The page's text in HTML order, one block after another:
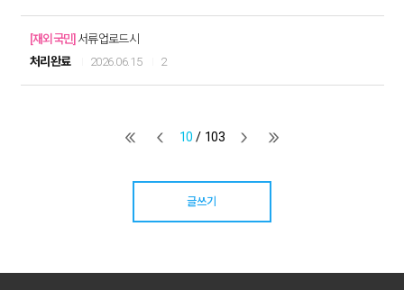
[재외국민] 서류업로드시
처리완료
2026.06.15 2
10 / 103
글쓰기